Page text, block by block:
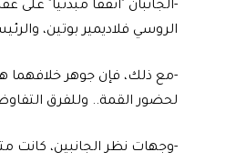
-الجانبان "اتفقا مبدئيا"
الروسي فلاديمير بوتين،
-مع ذلك، فإن جوهر خلافهما
لحضور القمة.. وللفرق
-وجهات نظر الجانبين، كانت